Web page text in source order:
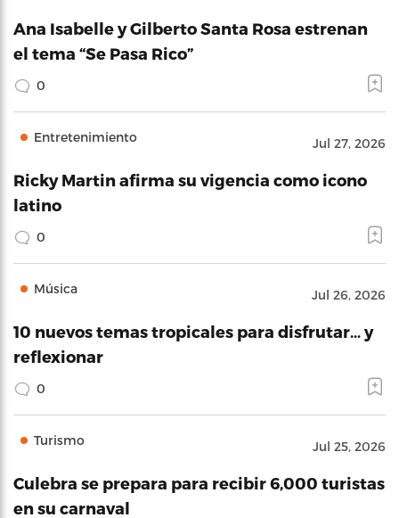
Ana Isabelle y Gilberto Santa Rosa estrenan
el tema “Se Pasa Rico”
0
Entretenimiento Jul 27, 2026
Ricky Martin afirma su vigencia como icono
latino
0
Música Jul 26, 2026
10 nuevos temas tropicales para disfrutar… y
reflexionar
0
Turismo Jul 25, 2026
Culebra se prepara para recibir 6,000 turistas
en su carnaval